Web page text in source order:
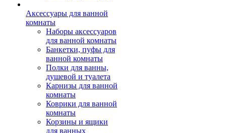
Аксессуары для ванной
комнаты
Наборы аксессуаров
для ванной комнаты
Банкетки, пуфы для
ванной комнаты
Полки для ванны,
душевой и туалета
Карнизы для ванной
комнаты
Коврики для ванной
комнаты
Корзины и ящики
для ванных